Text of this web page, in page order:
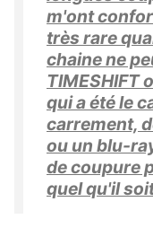
m'ont
très rare
chaine ne
TIMESHIFT
qui a été le
carrement,
ou un blu-
de coupure
quel qu'il